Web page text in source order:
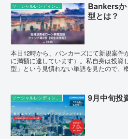
ソーシャルレンディングの話題
Bankersか
型とは？
本日12時から、バンカーズにて新規案件
に満額に達しています）。私自身は投資
型」という見慣れない単語を見たので、
ソーシャルレンディングの話題 9月中旬投